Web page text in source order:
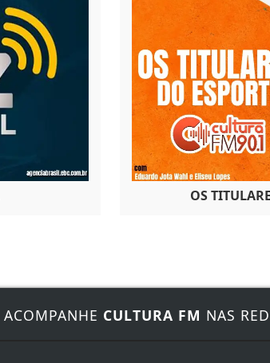
OS
ACOMPANHE CULTURA FM NAS